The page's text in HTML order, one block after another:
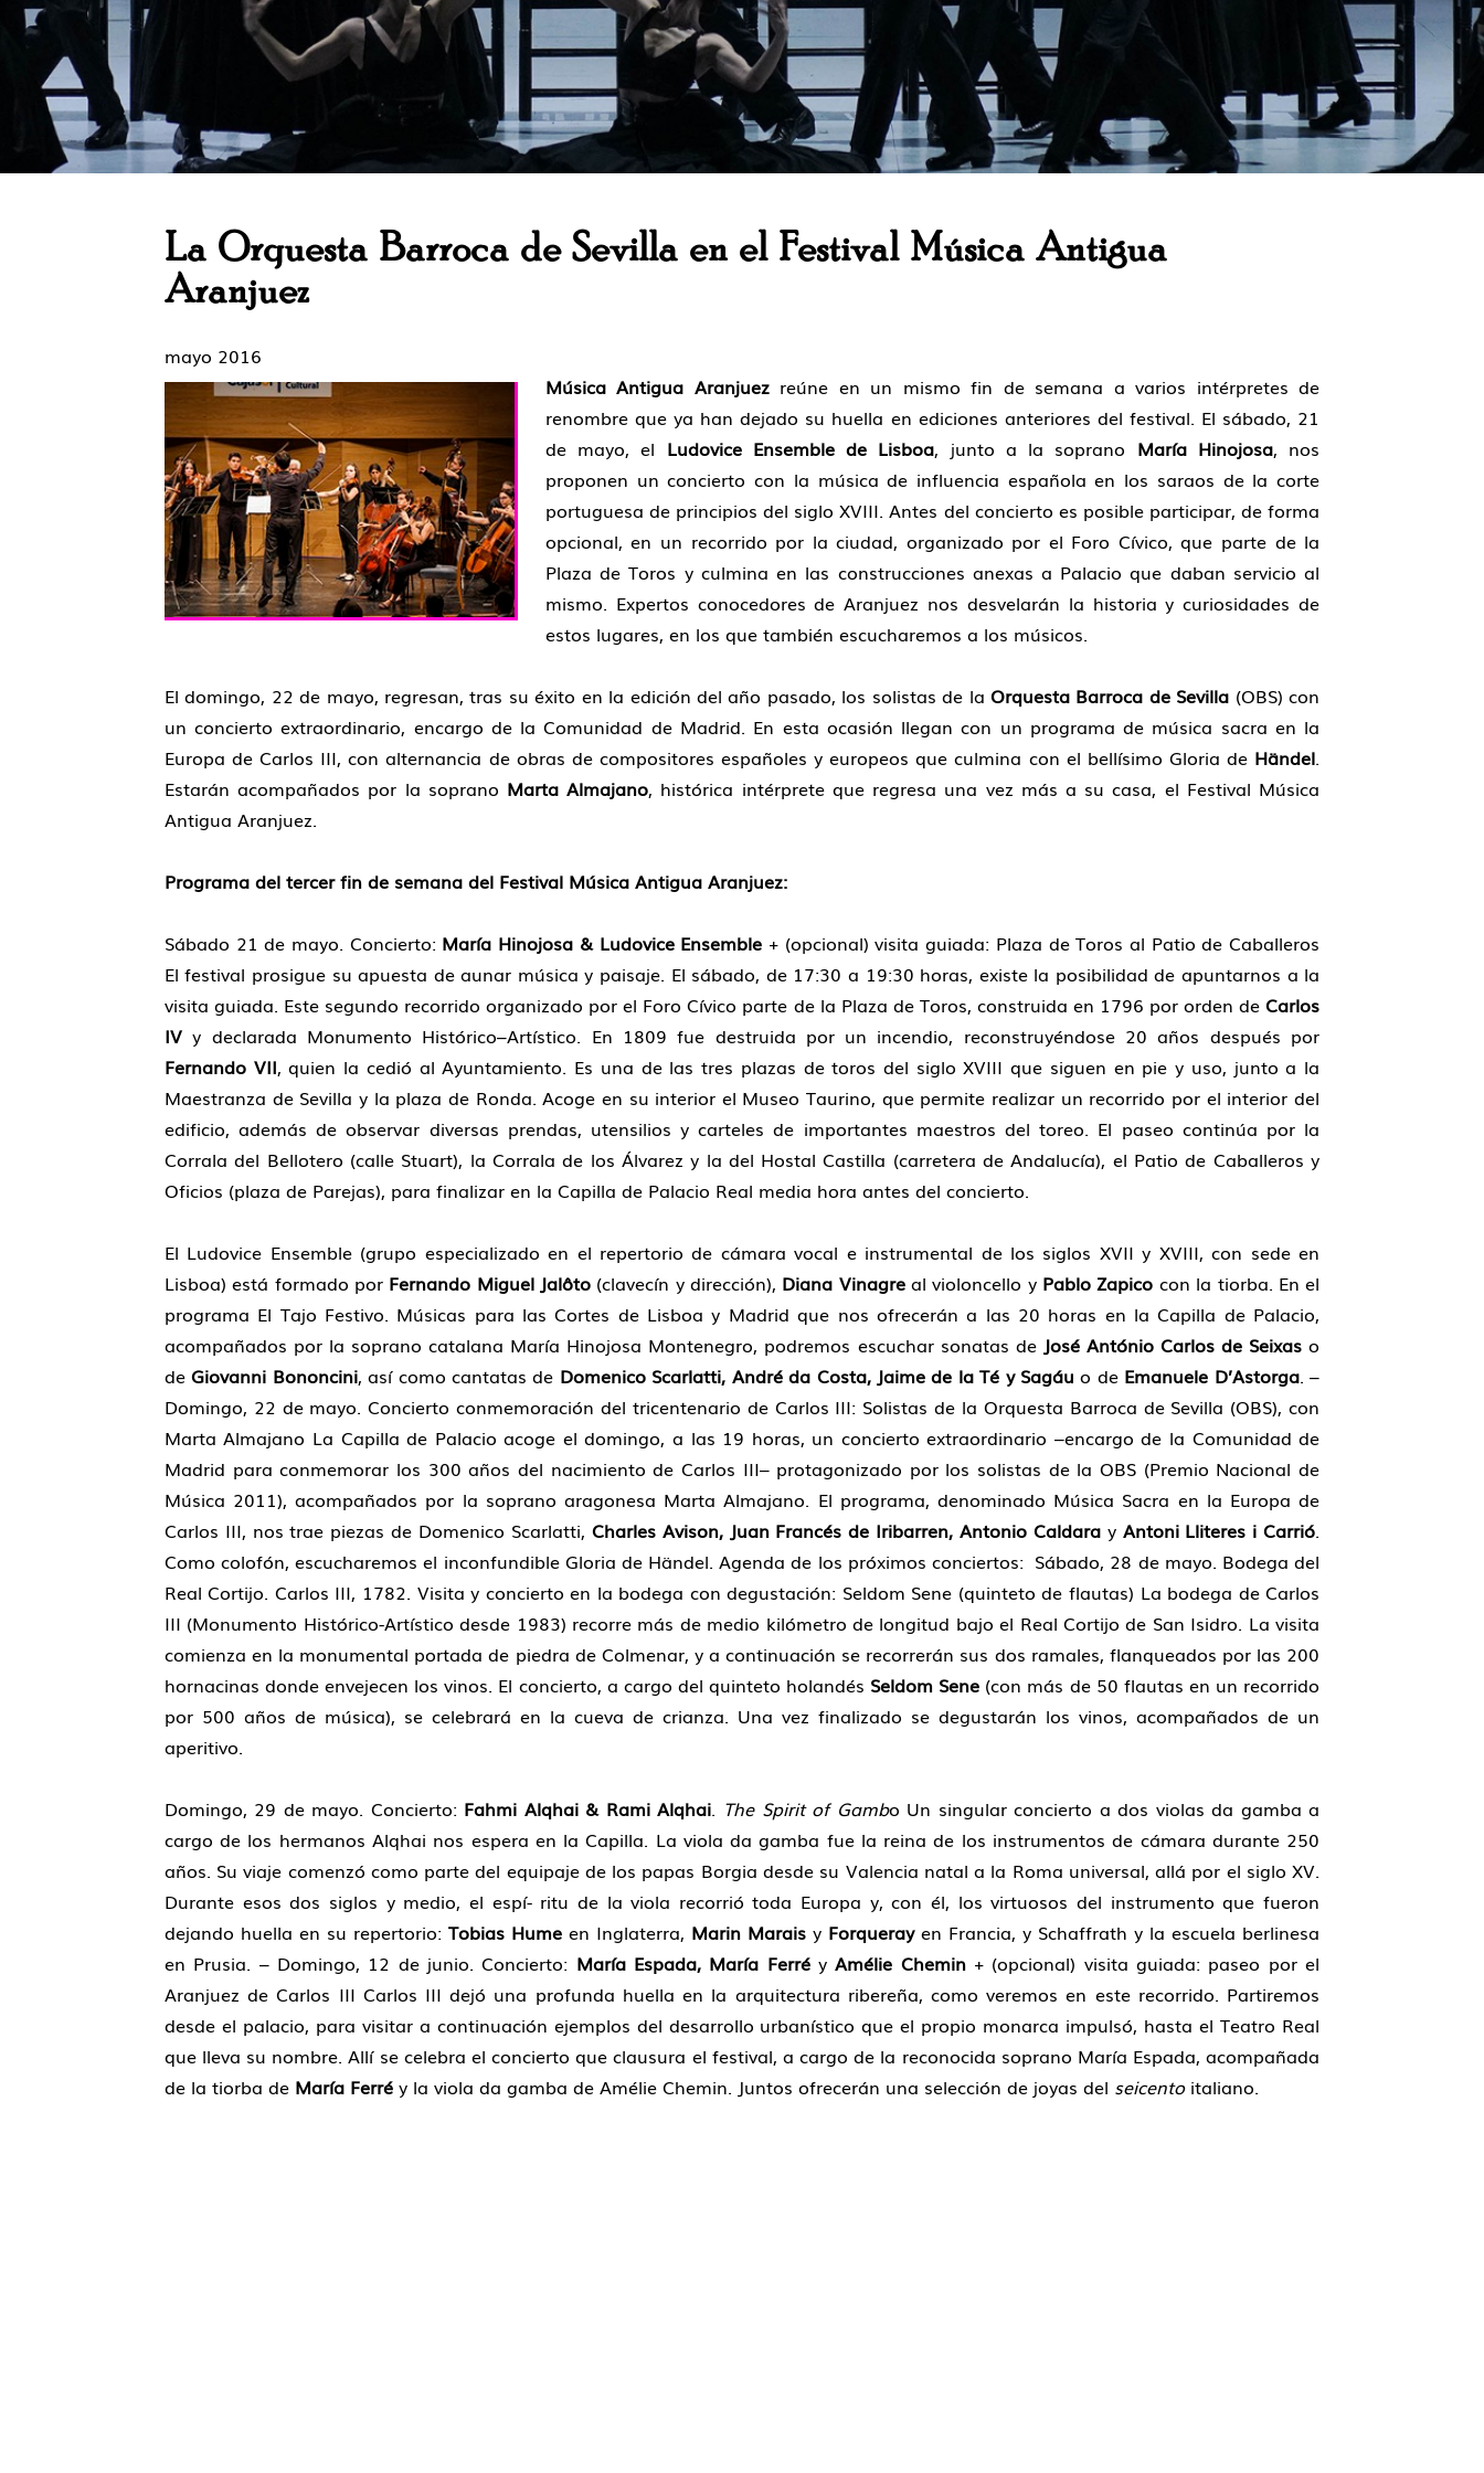
La Orquesta Barroca de Sevilla en el Festival Música Antigua
Aranjuez
mayo 2016
Música Antigua Aranjuezreúne en un mismo fin de semana a varios intérpretes de
renombre que ya han dejado su huella en ediciones anteriores del festival. El sábado, 21
de mayo, el Ludovice Ensemble de Lisboa, junto a la soprano María Hinojosa, nos
proponen un concierto con la música de influencia española en los saraos de la corte
portuguesa de principios del siglo XVIII. Antes del concierto es posible participar, de forma
opcional, en un recorrido por la ciudad, organizado por el Foro Cívico, que parte de la
Plaza de Toros y culmina en las construcciones anexas a Palacio que daban servicio al
mismo. Expertos conocedores de Aranjuez nos desvelarán la historia y curiosidades de
estos lugares, en los que también escucharemos a los músicos.
El domingo, 22 de mayo, regresan, tras su éxito en la edición del año pasado, los solistas de la Orquesta Barroca de Sevilla (OBS) con
un concierto extraordinario, encargo de la Comunidad de Madrid. En esta ocasión llegan con un programa de música sacra en la
Europa de Carlos III, con alternancia de obras de compositores españoles y europeos que culmina con el bellísimo Gloria de Händel.
Estarán acompañados por la soprano Marta Almajano, histórica intérprete que regresa una vez más a su casa, el Festival Música
Antigua Aranjuez.
Programa del tercer fin de semana del Festival Música Antigua Aranjuez:
Sábado 21 de mayo. Concierto: María Hinojosa & Ludovice Ensemble + (opcional) visita guiada: Plaza de Toros al Patio de Caballeros
El festival prosigue su apuesta de aunar música y paisaje. El sábado, de 17:30 a 19:30 horas, existe la posibilidad de apuntarnos a la
visita guiada. Este segundo recorrido organizado por el Foro Cívico parte de la Plaza de Toros, construida en 1796 por orden deCarlos
IVy declarada Monumento Histórico–Artístico. En 1809 fue destruida por un incendio, reconstruyéndose 20 años después por
Fernando VII, quien la cedió al Ayuntamiento. Es una de las tres plazas de toros del siglo XVIII que siguen en pie y uso, junto a la
Maestranza de Sevilla y la plaza de Ronda. Acoge en su interior el Museo Taurino, que permite realizar un recorrido por el interior del
edificio, además de observar diversas prendas, utensilios y carteles de importantes maestros del toreo. El paseo continúa por la
Corrala del Bellotero (calle Stuart), la Corrala de los Álvarez y la del Hostal Castilla (carretera de Andalucía), el Patio de Caballeros y
Oficios (plaza de Parejas), para finalizar en la Capilla de Palacio Real media hora antes del concierto.
El Ludovice Ensemble (grupo especializado en el repertorio de cámara vocal e instrumental de los siglos XVII y XVIII, con sede en
Lisboa) está formado por Fernando Miguel Jalôto(clavecín y dirección), Diana Vinagreal violoncello y Pablo Zapico con la tiorba. En el
programa El Tajo Festivo. Músicas para las Cortes de Lisboa y Madrid que nos ofrecerán a las 20 horas en la Capilla de Palacio,
acompañados por la soprano catalana María Hinojosa Montenegro, podremos escuchar sonatas de José António Carlos de Seixas o
deGiovanni Bononcini, así como cantatas de Domenico Scarlatti, André da Costa, Jaime de la Té y Sagáu o de Emanuele D’Astorga. –
Domingo, 22 de mayo. Concierto conmemoración del tricentenario de Carlos III: Solistas de la Orquesta Barroca de Sevilla (OBS), con
Marta Almajano La Capilla de Palacio acoge el domingo, a las 19 horas, un concierto extraordinario –encargo de la Comunidad de
Madrid para conmemorar los 300 años del nacimiento de Carlos III– protagonizado por los solistas de la OBS (Premio Nacional de
Música 2011), acompañados por la soprano aragonesa Marta Almajano. El programa, denominado Música Sacra en la Europa de
Carlos III, nos trae piezas de Domenico Scarlatti, Charles Avison, Juan Francés de Iribarren, Antonio Caldaray Antoni Lliteres i Carrió.
Como colofón, escucharemos el inconfundible Gloria de Händel. Agenda de los próximos conciertos: Sábado, 28 de mayo. Bodega del
Real Cortijo. Carlos III, 1782. Visita y concierto en la bodega con degustación: Seldom Sene (quinteto de flautas) La bodega de Carlos
III (Monumento Histórico-Artístico desde 1983) recorre más de medio kilómetro de longitud bajo el Real Cortijo de San Isidro. La visita
comienza en la monumental portada de piedra de Colmenar, y a continuación se recorrerán sus dos ramales, flanqueados por las 200
hornacinas donde envejecen los vinos. El concierto, a cargo del quinteto holandés Seldom Sene (con más de 50 flautas en un recorrido
por 500 años de música), se celebrará en la cueva de crianza. Una vez finalizado se degustarán los vinos, acompañados de un
aperitivo.
Domingo, 29 de mayo. Concierto: Fahmi Alqhai & Rami Alqhai. The Spirit of Gambo Un singular concierto a dos violas da gamba a
cargo de los hermanos Alqhai nos espera en la Capilla. La viola da gamba fue la reina de los instrumentos de cámara durante 250
años. Su viaje comenzó como parte del equipaje de los papas Borgia desde su Valencia natal a la Roma universal, allá por el siglo XV.
Durante esos dos siglos y medio, el espí- ritu de la viola recorrió toda Europa y, con él, los virtuosos del instrumento que fueron
dejando huella en su repertorio: Tobias Humeen Inglaterra, Marin Marais y Forquerayen Francia, y Schaffrath y la escuela berlinesa
en Prusia. – Domingo, 12 de junio. Concierto: María Espada, María FerréyAmélie Chemin+ (opcional) visita guiada: paseo por el
Aranjuez de Carlos III Carlos III dejó una profunda huella en la arquitectura ribereña, como veremos en este recorrido. Partiremos
desde el palacio, para visitar a continuación ejemplos del desarrollo urbanístico que el propio monarca impulsó, hasta el Teatro Real
que lleva su nombre. Allí se celebra el concierto que clausura el festival, a cargo de la reconocida soprano María Espada, acompañada
de la tiorba de María Ferréy la viola da gamba de Amélie Chemin. Juntos ofrecerán una selección de joyas del seicentoitaliano.